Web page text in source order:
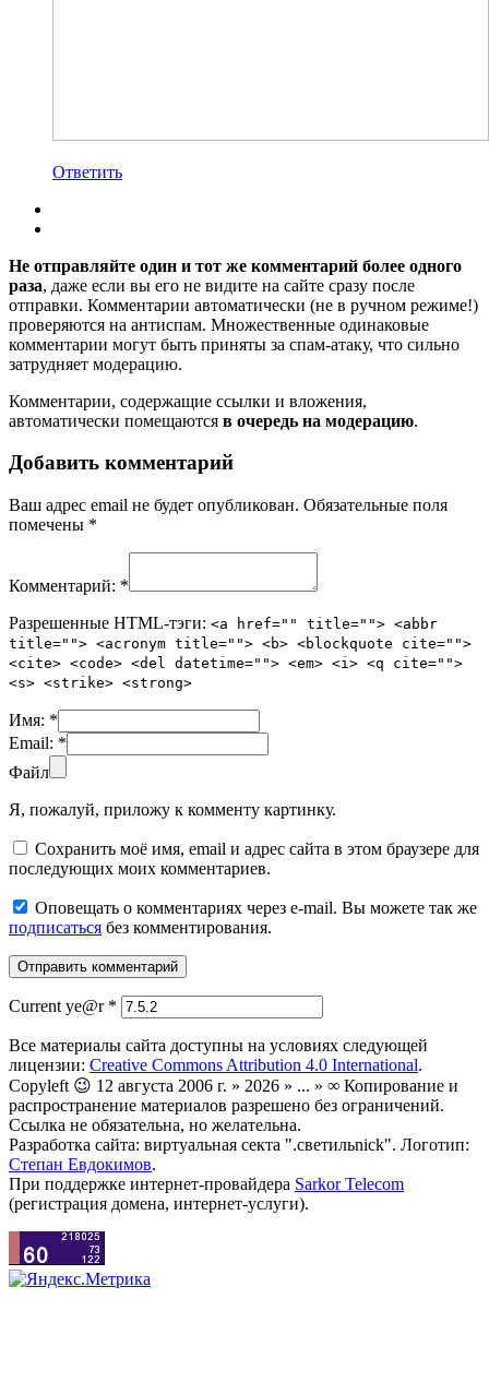
Ответить
Не отправляйте один и тот же комментарий более одного
раза, даже если вы его не видите на сайте сразу после
отправки. Комментарии автоматически (не в ручном режиме!)
проверяются на антиспам. Множественные одинаковые
комментарии могут быть приняты за спам-атаку, что сильно
затрудняет модерацию.
Комментарии, содержащие ссылки и вложения,
автоматически помещаются в очередь на модерацию.
Добавить комментарий
Ваш адрес email не будет опубликован. Обязательные поля
помечены *
Комментарий: *
Разрешенные HTML-тэги: <a href="" title=""> <abbr
title=""> <acronym title=""> <b> <blockquote cite="">
<cite> <code> <del datetime=""> <em> <i> <q cite="">
<s> <strike> <strong>
Имя: *
Email: *
Файл
Я, пожалуй, приложу к комменту картинку.
Сохранить моё имя, email и адрес сайта в этом браузере для
последующих моих комментариев.
Оповещать о комментариях через e-mail. Вы можете так же
подписаться без комментирования.
Current ye@r *
Все материалы сайта доступны на условиях следующей
лицензии: Creative Commons Attribution 4.0 International.
Copyleft 😉 12 августа 2006 г. » 2026 » ... » ∞ Копирование и
распространение материалов разрешено без ограничений.
Ссылка не обязательна, но желательна.
Разработка сайта: виртуальная секта ".светильnick". Логотип:
Степан Евдокимов.
При поддержке интернет-провайдера Sarkor Telecom
(регистрация домена, интернет-услуги).